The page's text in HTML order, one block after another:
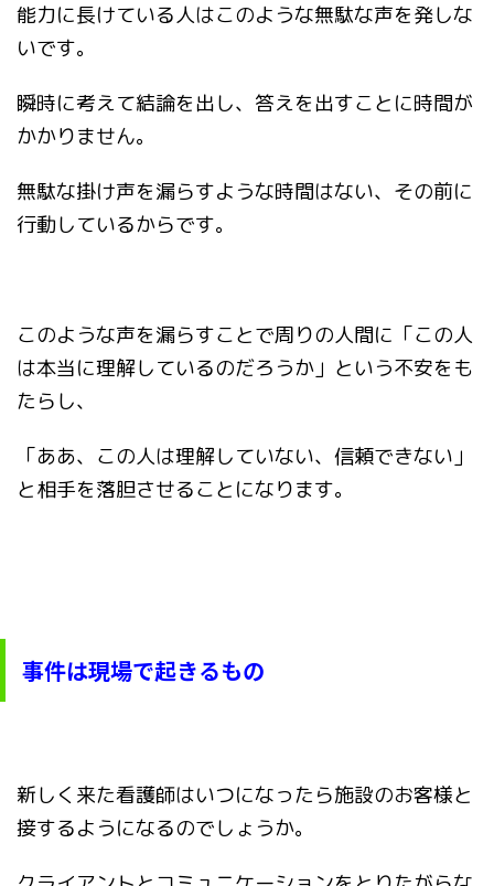
能力に長けている人はこのような無駄な声を発しな
いです。
瞬時に考えて結論を出し、答えを出すことに時間が
かかりません。
無駄な掛け声を漏らすような時間はない、その前に
行動しているからです。
このような声を漏らすことで周りの人間に「この人
は本当に理解しているのだろうか」という不安をも
たらし、
「ああ、この人は理解していない、信頼できない」
と相手を落胆させることになります。
事件は現場で起きるもの
新しく来た看護師はいつになったら施設のお客様と
接するようになるのでしょうか。